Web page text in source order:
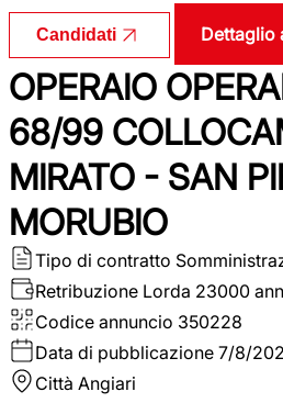
Candidati Dettaglio
OPERAIO
68/99
MIRATO - SAN
MORUBIO
Tipo di contratto
Retribuzione Lorda 23000
Codice annuncio 350228
Data di pubblicazione 7/8/
Città Angiari